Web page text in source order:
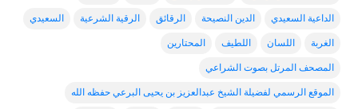
الداعية السعيدي الدين النصيحة الرقائق الرقية الشرعية السعيدي
الغربة اللسان اللطيف المحتارين
المصحف المرتل بصوت الشراعي
الموقع الرسمي لفضيلة الشيخ عبدالعزيز بن يحيى البرعي حفظه الله